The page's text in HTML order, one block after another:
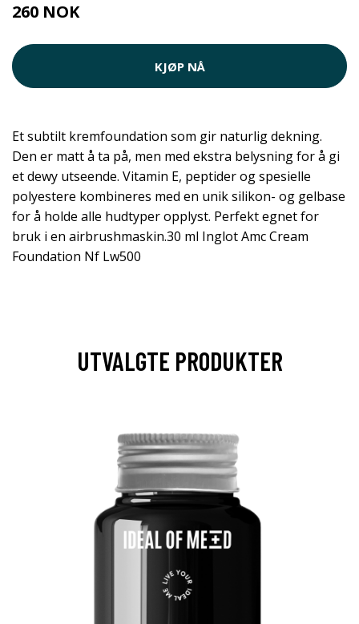
260 NOK
KJØP NÅ
Et subtilt kremfoundation som gir naturlig dekning.
Den er matt å ta på, men med ekstra belysning for å gi
et dewy utseende. Vitamin E, peptider og spesielle
polyestere kombineres med en unik silikon- og gelbase
for å holde alle hudtyper opplyst. Perfekt egnet for
bruk i en airbrushmaskin.30 ml Inglot Amc Cream
Foundation Nf Lw500
UTVALGTE PRODUKTER